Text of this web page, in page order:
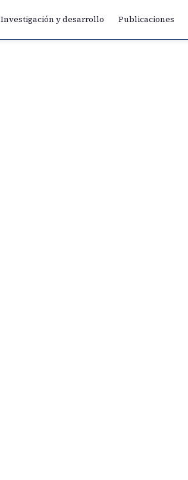
Investigación y desarrollo Publicaciones